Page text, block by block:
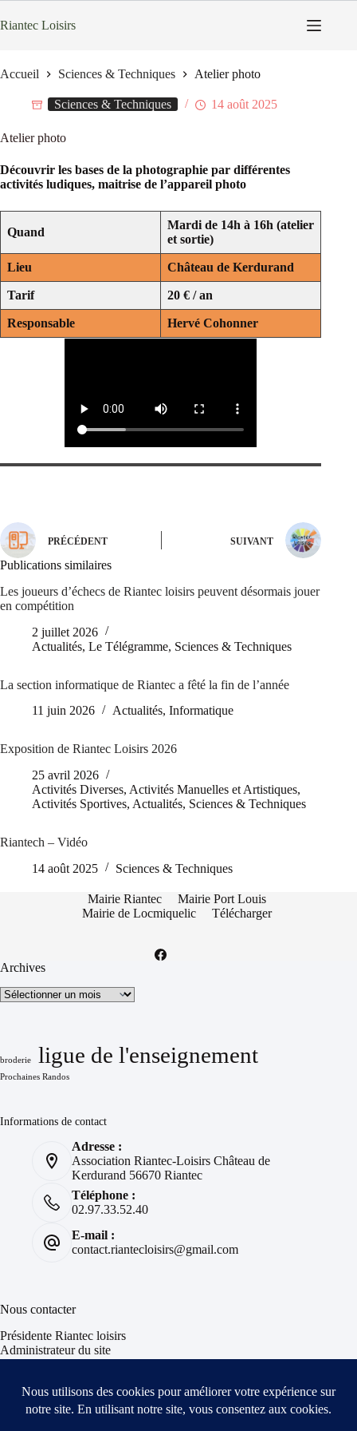
au
Riantec Loisirs
Accueil Sciences & Techniques Atelier photo
Sciences & Techniques 14 août 2025
Atelier photo
Découvrir les bases de la photographie par différentes
activités ludiques, maitrise de l’appareil photo
Quand
Mardi de 14h à 16h (atelier
et sortie)
Lieu Château de Kerdurand
Tarif 20 € / an
Responsable Hervé Cohonner
PRÉCÉDENT SUIVANT
Publications similaires
Les joueurs d’échecs de Riantec loisirs peuvent désormais jouer
en compétition
2 juillet 2026
Actualités, Le Télégramme, Sciences & Techniques
La section informatique de Riantec a fêté la fin de l’année
11 juin 2026
Actualités, Informatique
Exposition de Riantec Loisirs 2026
25 avril 2026
Activités Diverses, Activités Manuelles et Artistiques,
Activités Sportives, Actualités, Sciences & Techniques
Riantech – Vidéo
14 août 2025
Sciences & Techniques
Mairie Riantec
Mairie Port Louis
Mairie de Locmiquelic
Télécharger
Archives
Archives
broderie ligue de l'enseignement
Prochaines Randos
Informations de contact
Adresse :
Association Riantec-Loisirs Château de
Kerdurand 56670 Riantec
Téléphone :
02.97.33.52.40
E-mail :
contact.riantecloisirs@gmail.com
Nous contacter
Présidente Riantec loisirs
Administrateur du site
Informations & Insolites